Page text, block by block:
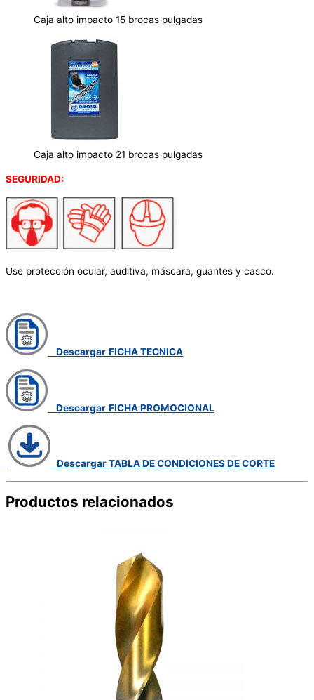
Caja alto impacto 15 brocas pulgadas
Caja alto impacto 21 brocas pulgadas
SEGURIDAD:
Use protección ocular, auditiva, máscara, guantes y casco.
Descargar FICHA TECNICA
Descargar FICHA PROMOCIONAL
Descargar TABLA DE CONDICIONES DE CORTE
Productos relacionados